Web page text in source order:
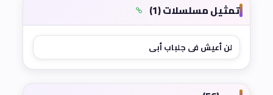
تمثيل مسلسلات (1)
★ 8.4
لن أعيش في جلباب أبي